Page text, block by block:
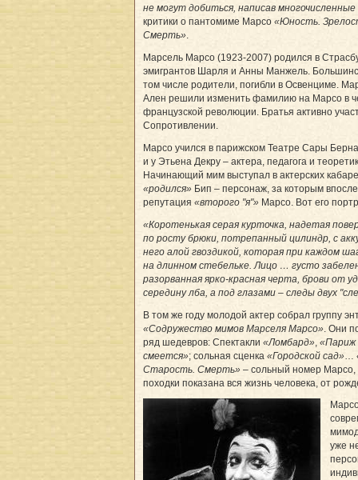
не могут добиться, написав
критики о пантомиме Марсо «Юность.
Смерть».
Марсель Марсо (1923-2007) родился в
эмигрантов Шарля и Анны Манжель.
том числе родители, погибли в Освенциме.
Ален решили изменить фамилию на Марсо в
французской революции. Братья активно
Сопротивлении.
Марсо учился в парижском Театре Сары
и у Этьена Декру – актера, педагога и
Начинающий мим выступал в актерских
«родился» Бип – персонаж, за которым
репутация «второго "я"» Марсо. Вот его
«Коротенькая серая курточка, надетая
по росту брюки, потрепанный цилиндр, с
него алой гвоздикой, которая при каждом
на длинном стебельке. Лицо … густо
разорванная ярко-красная черта, брови от
середину лба, а под глазами – следы двух
В том же году молодой актер собрал группу
«Содружество мимов Марселя Марсо». Они
ряд шедевров: Спектакли «Ломбард», «Париж
смеется»; сольная сценка «Городской сад»…
Старость. Смерть» – сольный номер Марсо,
походки показана вся жизнь человека, от
уже